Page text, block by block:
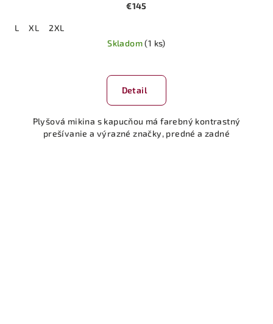
€145
L XL
2XL
Skladom(1 ks)
Detail
Plyšová mikina s kapucňou má farebný kontrastný
prešívanie a výrazné značky, predné a zadné